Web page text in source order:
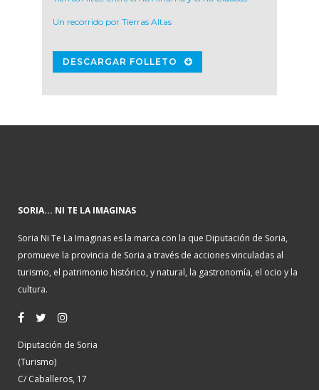
Un recorrido por Tierras Altas
DESCARGAR FOLLETO
SORIA... NI TE LA IMAGINAS
Soria Ni Te La Imaginas es la marca con la que Diputación de Soria,
promueve la provincia de Soria a través de acciones vinculadas al
turismo, el patrimonio histórico, y natural, la gastronomía, el ocio y la
cultura.
Diputación de Soria
(Turismo)
C/ Caballeros, 17